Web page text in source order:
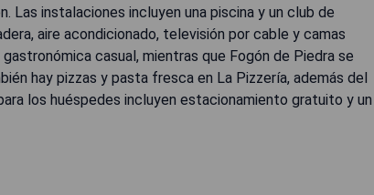
Las instalaciones incluyen una piscina y un club de
aire acondicionado, televisión por cable y camas
casual, mientras que Fogón de Piedra se
hay pizzas y pasta fresca en La Pizzería, además del
los huéspedes incluyen estacionamiento gratuito y un